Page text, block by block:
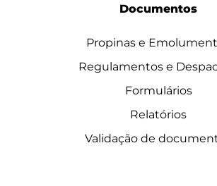
Documentos
Propinas e
Regulamentos e
Formulários
Relatórios
Validação de